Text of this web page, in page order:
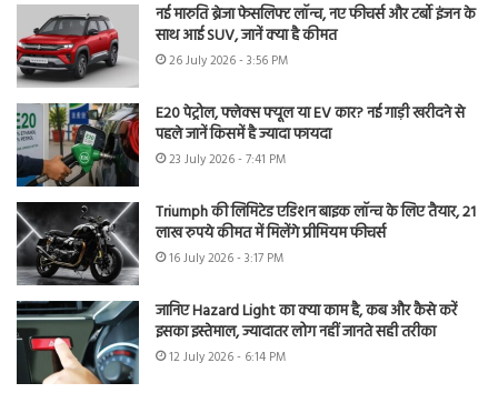
नई मारुति ब्रेजा फेसलिफ्ट लॉन्च, नए फीचर्स और टर्बो इंजन के
साथ आई SUV, जानें क्या है कीमत
26 July 2026 - 3:56 PM
E20 पेट्रोल, फ्लेक्स फ्यूल या EV कार? नई गाड़ी खरीदने से
पहले जानें किसमें है ज्यादा फायदा
23 July 2026 - 7:41 PM
Triumph की लिमिटेड एडिशन बाइक लॉन्च के लिए तैयार, 21
लाख रुपये कीमत में मिलेंगे प्रीमियम फीचर्स
16 July 2026 - 3:17 PM
जानिए Hazard Light का क्या काम है, कब और कैसे करें
इसका इस्तेमाल, ज्यादातर लोग नहीं जानते सही तरीका
12 July 2026 - 6:14 PM